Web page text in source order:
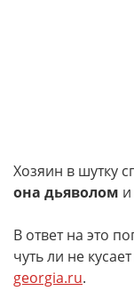
Хозяин в шутку
она дьяволом
В ответ на это
чуть ли не
georgia.ru.